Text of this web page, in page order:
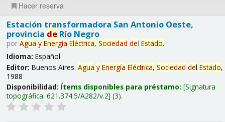
Hacer reserva
Estación transformadora San Antonio Oeste,
provincia deRío Negro
por Agua y Energía Eléctrica, Sociedad del Estado.
Idioma: Español
Editor: Buenos Aires: Agua y Energía Eléctrica, Sociedad del Estado,
1988
Disponibilidad: Ítems disponibles para préstamo: Signatura
topográfica: 621.374.5/A282/v.2 (3).